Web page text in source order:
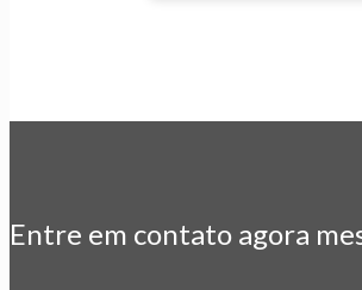
Entre em contato agora